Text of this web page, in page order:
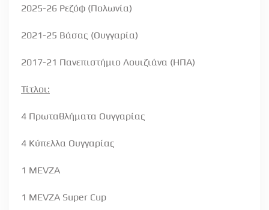
2025-26 Ρεζόφ (Πολωνία)
2021-25 Βάσας (Ουγγαρία)
2017-21 Πανεπιστήμιο Λουιζιάνα (ΗΠΑ)
Τίτλοι:
4 Πρωταθλήματα Ουγγαρίας
4 Κύπελλα Ουγγαρίας
1 MEVZA
1 MEVZA Super Cup